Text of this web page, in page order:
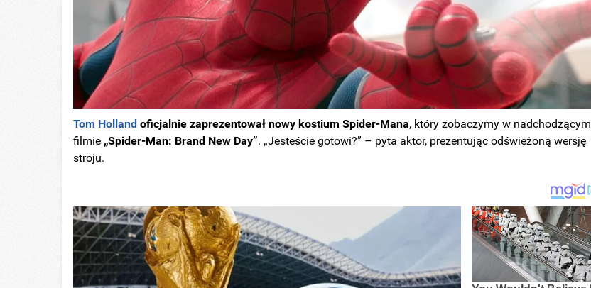
Tom Holland oficjalnie zaprezentował nowy kostium Spider-Mana, który zobaczymy w nadchodzącym
filmie „Spider-Man: Brand New Day”. „Jesteście gotowi?” – pyta aktor, prezentując odświeżoną wersję
stroju.